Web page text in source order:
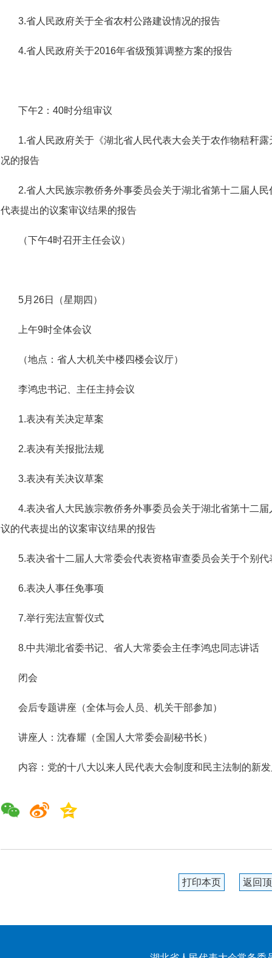
3.省人民政府关于全省农村公路建设情况的报告
4.省人民政府关于2016年省级预算调整方案的报告
下午2：40时分组审议
1.省人民政府关于《湖北省人民代表大会关于农作物秸秆
况的报告
2.省人大民族宗教侨务外事委员会关于湖北省第十二届人
代表提出的议案审议结果的报告
（下午4时召开主任会议）
5月26日（星期四）
上午9时全体会议
（地点：省人大机关中楼四楼会议厅）
李鸿忠书记、主任主持会议
1.表决有关决定草案
2.表决有关报批法规
3.表决有关决议草案
4.表决省人大民族宗教侨务外事委员会关于湖北省第十二
议的代表提出的议案审议结果的报告
5.表决省十二届人大常委会代表资格审查委员会关于个别
6.表决人事任免事项
7.举行宪法宣誓仪式
8.中共湖北省委书记、省人大常委会主任李鸿忠同志讲话
闭会
会后专题讲座（全体与会人员、机关干部参加）
讲座人：沈春耀（全国人大常委会副秘书长）
内容：党的十八大以来人民代表大会制度和民主法制的新
打印本页 返回